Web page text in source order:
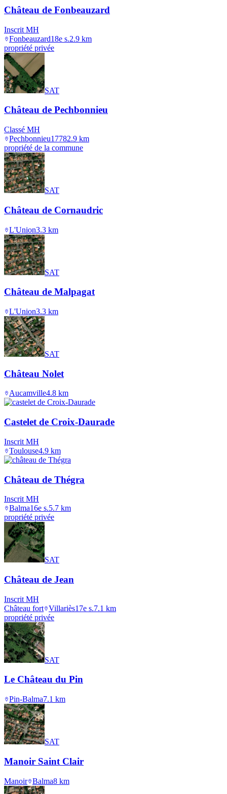
Château de Fonbeauzard
Inscrit MH
Fonbeauzard18e s.2.9 km
propriété privée
SAT
Château de Pechbonnieu
Classé MH
Pechbonnieu17782.9 km
propriété de la commune
SAT
Château de Cornaudric
L'Union3.3 km
SAT
Château de Malpagat
L'Union3.3 km
SAT
Château Nolet
Aucamville4.8 km
Castelet de Croix-Daurade
Inscrit MH
Toulouse4.9 km
Château de Thégra
Inscrit MH
Balma16e s.5.7 km
propriété privée
SAT
Château de Jean
Inscrit MH
Château fort Villariès17e s.7.1 km
propriété privée
SAT
Le Château du Pin
Pin-Balma7.1 km
SAT
Manoir Saint Clair
Manoir Balma8 km